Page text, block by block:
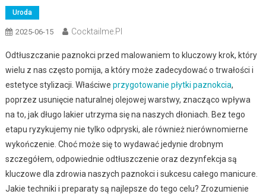
Uroda
2025-06-15 Cocktailme.pl
Odtłuszczanie paznokci przed malowaniem to kluczowy krok, który
wielu z nas często pomija, a który może zadecydować o trwałości i
estetyce stylizacji. Właściwe przygotowanie płytki paznokcia,
poprzez usunięcie naturalnej olejowej warstwy, znacząco wpływa
na to, jak długo lakier utrzyma się na naszych dłoniach. Bez tego
etapu ryzykujemy nie tylko odpryski, ale również nierównomierne
wykończenie. Choć może się to wydawać jedynie drobnym
szczegółem, odpowiednie odtłuszczenie oraz dezynfekcja są
kluczowe dla zdrowia naszych paznokci i sukcesu całego manicure.
Jakie techniki i preparaty są najlepsze do tego celu? Zrozumienie